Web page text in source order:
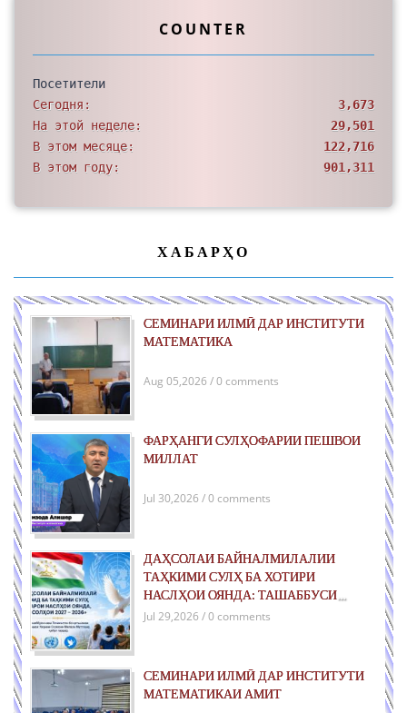
COUNTER
Посетители
Сегодня:
3,673
На этой неделе:
29,501
В этом месяце:
122,716
В этом году:
901,311
ХАБАРҲО
СЕМИНАРИ ИЛМӢ ДАР ИНСТИТУТИ
МАТЕМАТИКА
Aug 05,2026 / 0 comments
ФАРҲАНГИ СУЛҲОФАРИИ ПЕШВОИ
МИЛЛАТ
Jul 30,2026 / 0 comments
ДАҲСОЛАИ БАЙНАЛМИЛАЛИИ
ТАҲКИМИ СУЛҲ БА ХОТИРИ
НАСЛҲОИ ОЯНДА: ТАШАББУСИ
ҶАҲОНИИ ҶУМҲУРИИ ТОҶИКИСТОН
Jul 29,2026 / 0 comments
СЕМИНАРИ ИЛМӢ ДАР ИНСТИТУТИ
МАТЕМАТИКАИ АМИТ